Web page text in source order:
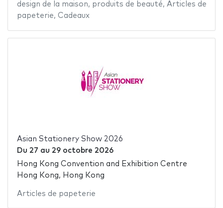
design de la maison, produits de beauté, Articles de
papeterie, Cadeaux
Asian Stationery Show 2026
Du 27 au 29 octobre 2026
Hong Kong Convention and Exhibition Centre
Hong Kong, Hong Kong
Articles de papeterie